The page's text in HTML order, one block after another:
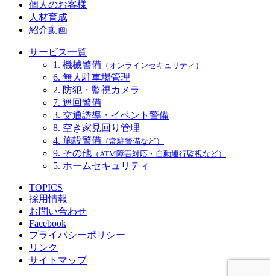
個人のお客様
人材育成
紹介動画
サービス一覧
1. 機械警備 （オンラインセキュリティ）
6. 無人駐車場管理
2. 防犯・監視カメラ
7. 巡回警備
3. 交通誘導・イベント警備
8. 空き家見回り管理
4. 施設警備 （常駐警備など）
9. その他 （ATM障害対応・自動運行監視など）
5. ホームセキュリティ
TOPICS
採用情報
お問い合わせ
Facebook
プライバシーポリシー
リンク
サイトマップ